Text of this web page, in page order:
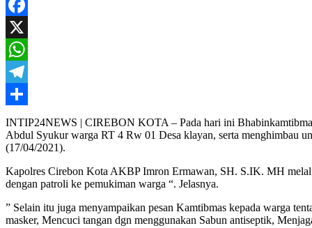
Yahoo
Mail
Facebook
X
WhatsApp
Telegram
Share
INTIP24NEWS | CIREBON KOTA – Pada hari ini
Abdul Syukur warga RT 4 Rw 01 Desa klayan, serta menghimbau
(17/04/2021).
Kapolres Cirebon Kota AKBP Imron Ermawan, SH. S.IK. MH
dengan patroli ke pemukiman warga “. Jelasnya.
” Selain itu juga menyampaikan pesan Kamtibmas kepada warga
masker, Mencuci tangan dgn menggunakan Sabun antiseptik,